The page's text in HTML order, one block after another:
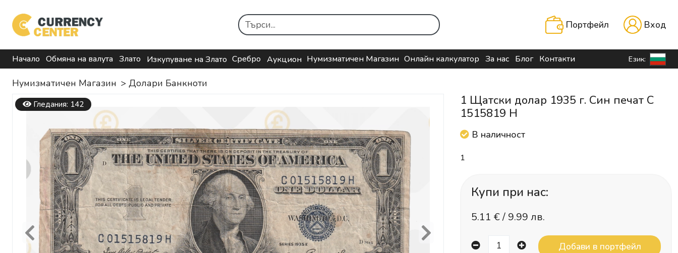
Портфейл Вход
Начало Обмяна на валута Злато Изкупуване на Злато Сребро Аукцион Нумизматичен Магазин Онлайн калкулатор За нас Блог Контакти Език:
Нумизматичен Магазин > Долари Банкноти
Гледания: 142
Previous Next
1 Щатски долар 1935 г. Син печат C
1515819 H
В наличност
1
Купи при нас:
5.11 € / 9.99 лв.